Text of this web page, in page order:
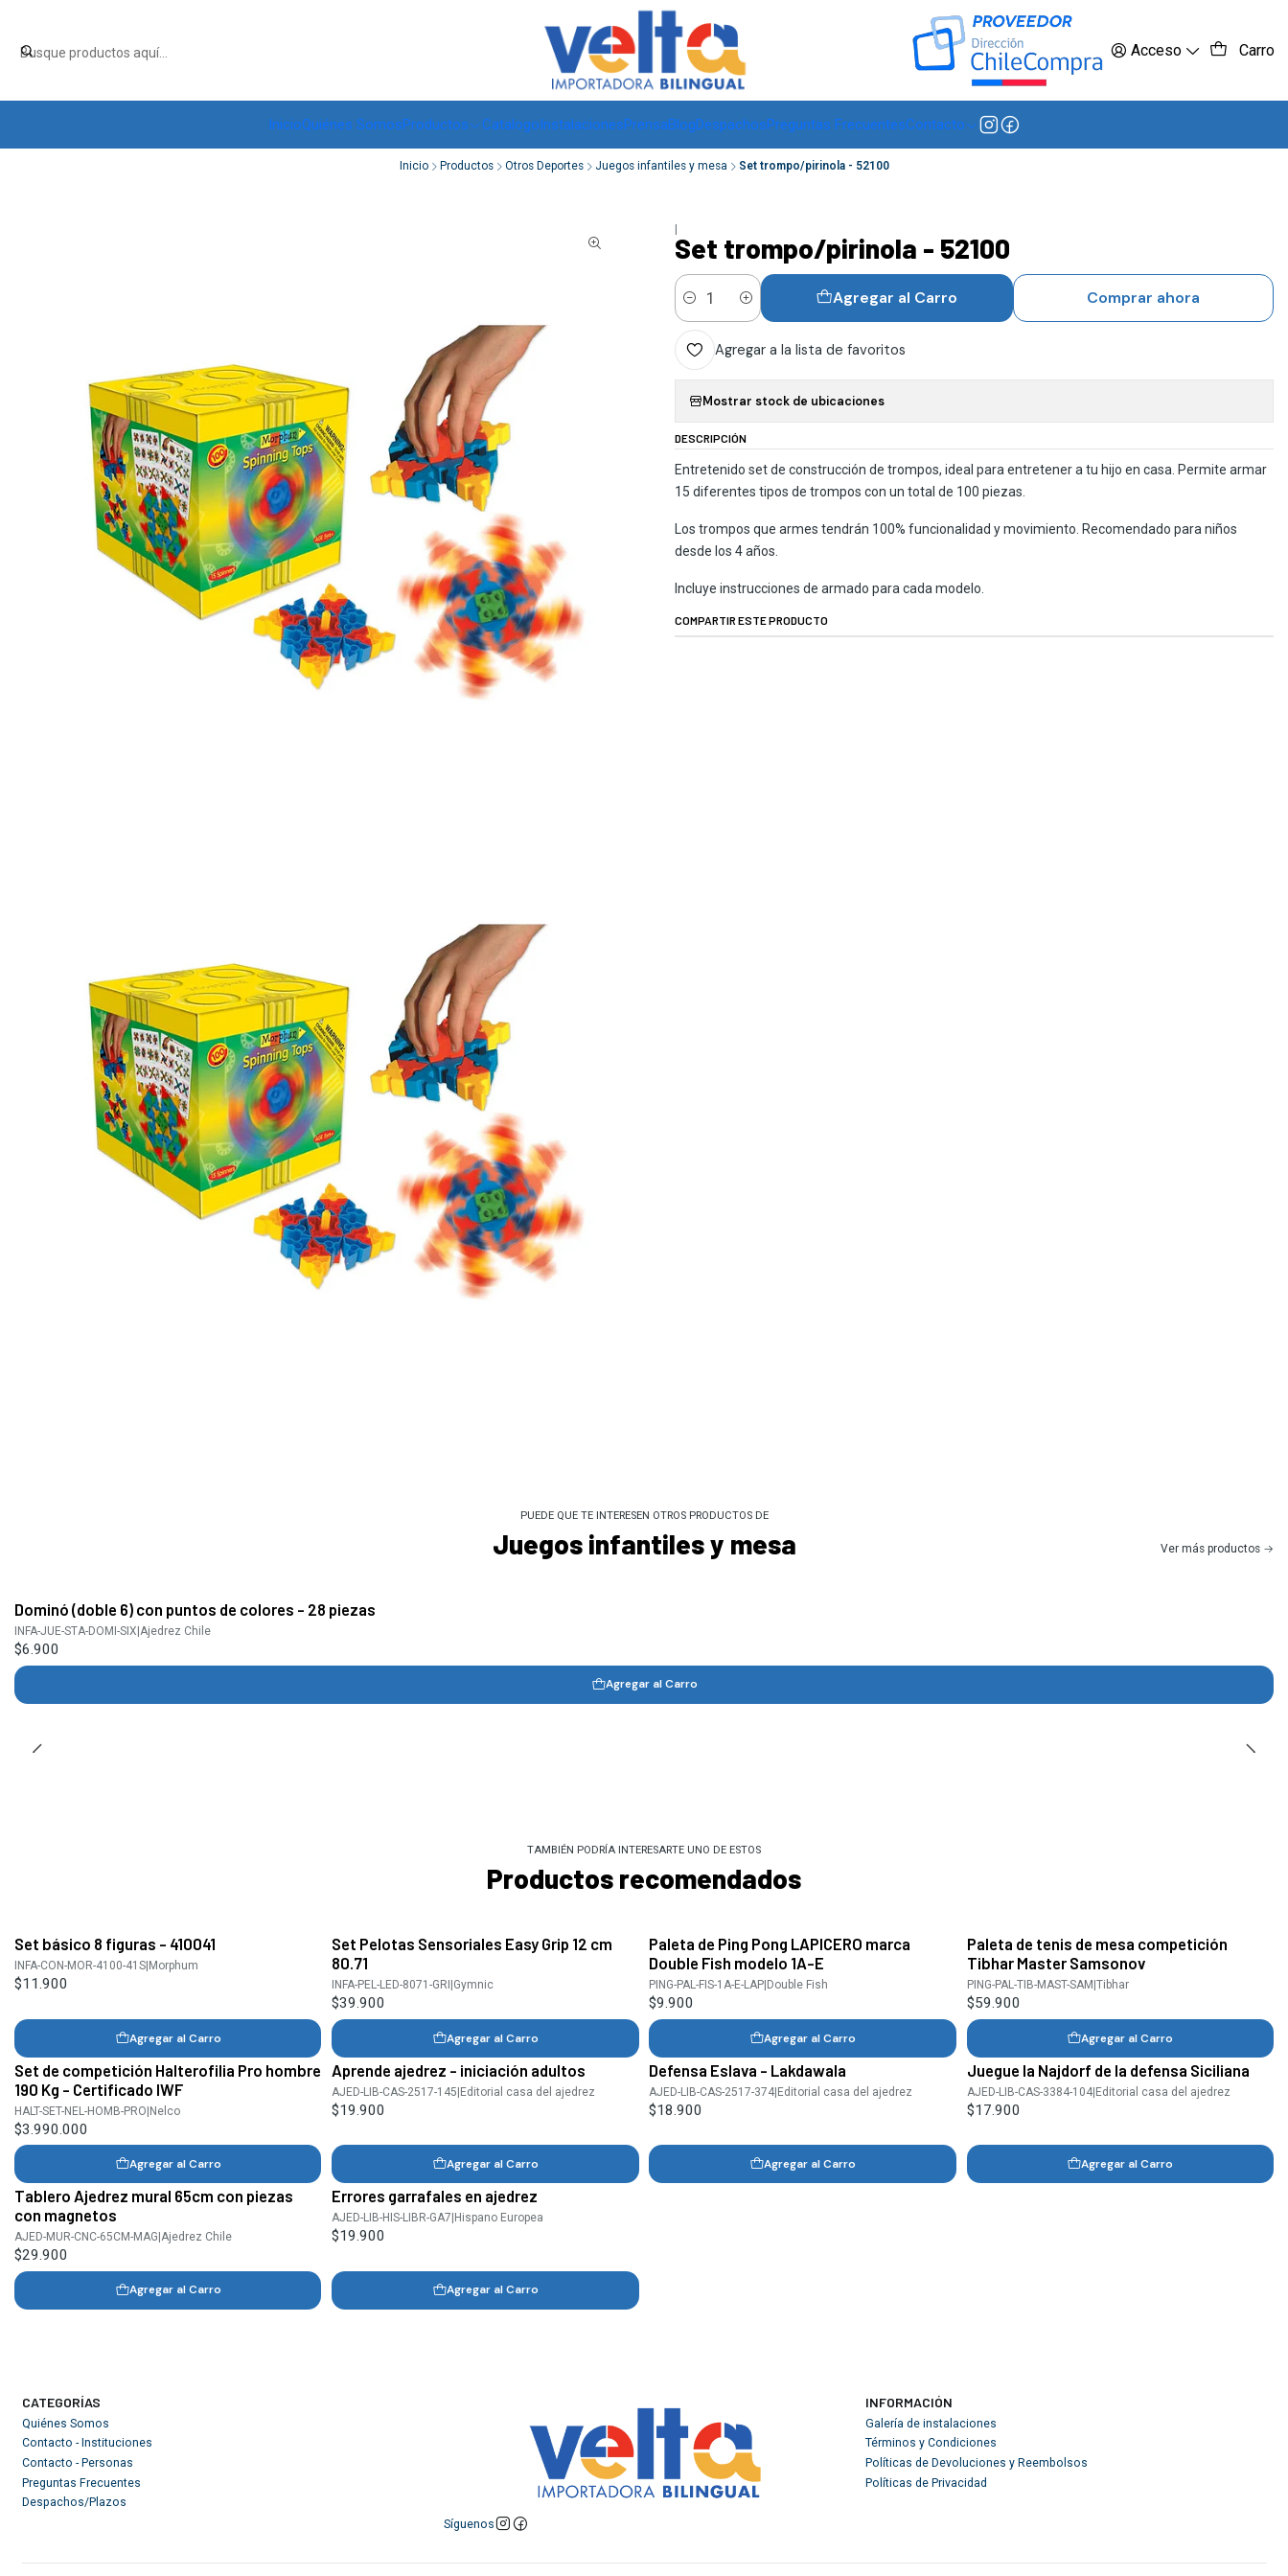
Acceso Carro
InicioQuiénes SomosProductos CatalogoInstalacionesPrensaBlogDespachosPreguntas FrecuentesContacto
Envíos a todo Chile, RM de 1 a 3 días hábiles, regiones -
Inicio Productos Otros Deportes Juegos infantiles y mesa Set trompo/pirinola - 52100
|
Set trompo/pirinola - 52100
Cantidad Agregar al Carro Comprar ahora
Agregar a la lista de favoritos
Mostrar stock de ubicaciones
DESCRIPCIÓN
Entretenido set de construcción de trompos, ideal para entretener a tu hijo en casa. Permite armar
15 diferentes tipos de trompos con un total de 100 piezas.
Los trompos que armes tendrán 100% funcionalidad y movimiento. Recomendado para niños
desde los 4 años.
Incluye instrucciones de armado para cada modelo.
COMPARTIR ESTE PRODUCTO
PUEDE QUE TE INTERESEN OTROS PRODUCTOS DE
Juegos infantiles y mesa Ver más productos
Dominó (doble 6) con puntos de colores - 28 piezas
INFA-JUE-STA-DOMI-SIX Ajedrez Chile
$6.900
Agregar al Carro
TAMBIÉN PODRÍA INTERESARTE UNO DE ESTOS
Productos recomendados
Set básico 8 figuras - 410041
INFA-CON-MOR-4100-41S| Morphum
$11.900
Agregar al Carro
Set Pelotas Sensoriales Easy Grip 12 cm
80.71
INFA-PEL-LED-8071-GRI Gymnic
$39.900
Agregar al Carro
Paleta de Ping Pong LAPICERO marca
Double Fish modelo 1A-E
PING-PAL-FIS-1A-E-LAP Double Fish
$9.900
Agregar al Carro
Paleta de tenis de mesa competición
Tibhar Master Samsonov
PING-PAL-TIB-MAST-SAM Tibhar
$59.900
Agregar al Carro
Set de competición Halterofilia Pro hombre
190 Kg - Certificado IWF
HALT-SET-NEL-HOMB-PRO|Nelco
$3.990.000
Agregar al Carro
Aprende ajedrez - iniciación adultos
AJED-LIB-CAS-2517-145|Editorial casa del ajedrez
$19.900
Agregar al Carro
Defensa Eslava - Lakdawala
AJED-LIB-CAS-2517-374|Editorial casa del ajedrez
$18.900
Agregar al Carro
Juegue la Najdorf de la defensa Siciliana
AJED-LIB-CAS-3384-104|Editorial casa del ajedrez
$17.900
Agregar al Carro
Tablero Ajedrez mural 65cm con piezas
con magnetos
AJED-MUR-CNC-65CM-MAG Ajedrez Chile
$29.900
Agregar al Carro
Errores garrafales en ajedrez
AJED-LIB-HIS-LIBR-GA7 Hispano Europea
$19.900
Agregar al Carro
CATEGORÍAS
Quiénes Somos
Contacto - Instituciones
Contacto - Personas
Preguntas Frecuentes
Despachos/Plazos
Síguenos
INFORMACIÓN
Galería de instalaciones
Términos y Condiciones
Políticas de Devoluciones y Reembolsos
Políticas de Privacidad